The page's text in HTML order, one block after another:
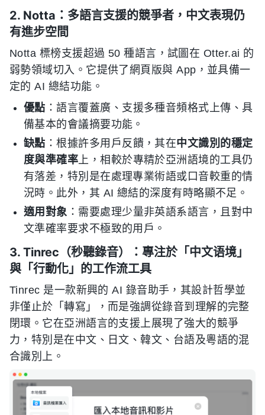
2. Notta：多語言支援的競爭者，中文表現仍
有進步空間
Notta 標榜支援超過 50 種語言，試圖在 Otter.ai 的
弱勢領域切入。它提供了網頁版與 App，並具備一
定的 AI 總結功能。
優點 ：語言覆蓋廣、支援多種音頻格式上傳、具
備基本的會議摘要功能。
缺點 ：根據許多用戶反饋，其在中文識別的穩定
度與準確率上，相較於專精於亞洲語境的工具仍
有落差，特別是在處理專業術語或口音較重的情
況時。此外，其 AI 總結的深度有時略顯不足。
適用對象 ：需要處理少量非英語系語言，且對中
文準確率要求不極致的用戶。
3. Tinrec（秒聽錄音）：專注於「中文语境」
與「行動化」的工作流工具
Tinrec 是一款新興的 AI 錄音助手，其設計哲學並
非僅止於「轉寫」，而是強調從錄音到理解的完整
閉環。它在亞洲語言的支援上展現了強大的競爭
力，特別是在中文、日文、韓文、台語及粵語的混
合識別上。